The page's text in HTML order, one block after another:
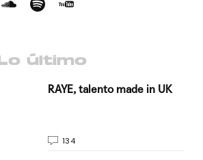
Lo último
RAYE, talento made in UK
134